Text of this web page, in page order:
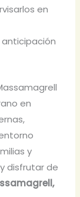
en
en
y
disfrutar de